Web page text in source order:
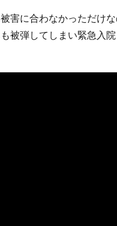
害に合わなかっただけな
被弾してしまい緊急入